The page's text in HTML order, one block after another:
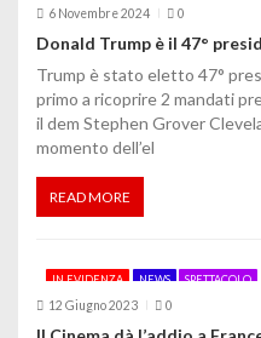
c
o
l
i
6 Novembre 2024 0
Donald Trump è il 47°
Trump è stato eletto 47°
primo a ricoprire 2 mandati
il dem Stephen Grover
momento dell’el
READ MORE
IN EVIDENZA NEWS SPETTACOLO
12 Giugno 2023 0